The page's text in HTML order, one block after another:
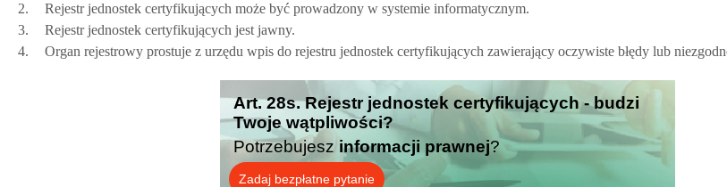
2.
Rejestr jednostek certyfikujących może być prowadzony w systemie informatycznym.
3.
Rejestr jednostek certyfikujących jest jawny.
4.
Organ rejestrowy prostuje z urzędu wpis do rejestru jednostek certyfikujących zawierający oczywiste błędy lub
Art. 28s. Rejestr jednostek certyfikujących - budzi
Twoje wątpliwości?
Potrzebujesz informacji prawnej?
Zadaj bezpłatne pytanie